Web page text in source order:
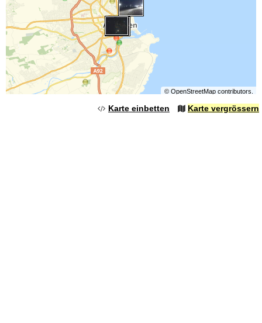
© OpenStreetMapcontributors.
Karte einbetten Karte vergrössern